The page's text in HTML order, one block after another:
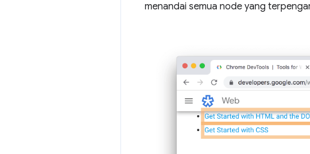
menandai semua node yang